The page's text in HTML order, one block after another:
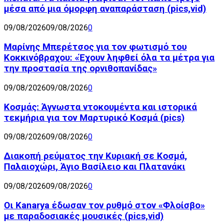
μέσα από μια όμορφη αναπαράσταση (pics,vid)
09/08/202609/08/20260
Μαρίνης Μπερέτσος για τον φωτισμό του
Κοκκινόβραχου: «Έχουν ληφθεί όλα τα μέτρα για
την προστασία της ορνιθοπανίδας»
09/08/202609/08/20260
Κοσμάς: Άγνωστα ντοκουμέντα και ιστορικά
τεκμήρια για τον Μαρτυρικό Κοσμά (pics)
09/08/202609/08/20260
Διακοπή ρεύματος την Κυριακή σε Κοσμά,
Παλαιοχώρι, Άγιο Βασίλειο και Πλατανάκι
09/08/202609/08/20260
Οι Kanarya έδωσαν τον ρυθμό στον «Φλοίσβο»
με παραδοσιακές μουσικές (pics,vid)